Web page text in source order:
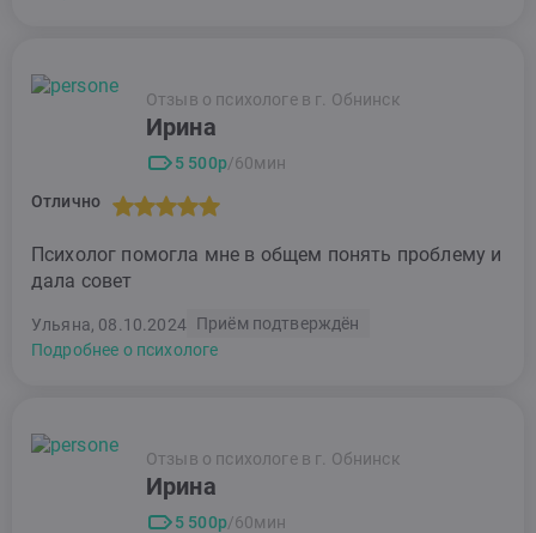
Отзыв о психологе в г. Обнинск
Ирина
5 500р/60мин
Отлично
Психолог помогла мне в общем понять проблему и
дала совет
Ульяна, 08.10.2024 Приём подтверждён
Подробнее о психологе
Отзыв о психологе в г. Обнинск
Ирина
5 500р/60мин